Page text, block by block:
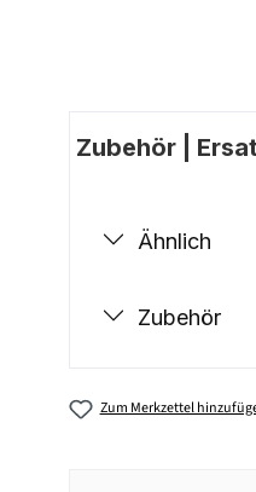
Zubehör |
Ähnlich
Zubehör
Zum Merkzettel